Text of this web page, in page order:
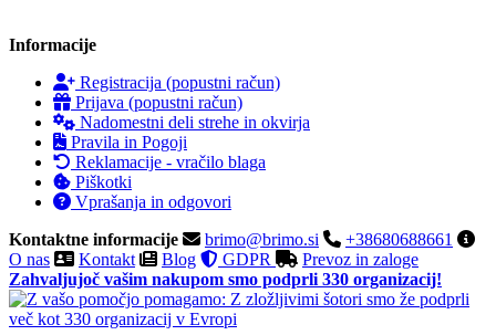
Informacije
Registracija (popustni račun)
Prijava (popustni račun)
Nadomestni deli strehe in okvirja
Pravila in Pogoji
Reklamacije - vračilo blaga
Piškotki
Vprašanja in odgovori
Kontaktne informacije
brimo@brimo.si
+38680688661
O nas
Kontakt Blog GDPR
Prevoz in zaloge
Zahvaljujoč vašim nakupom smo podprli 330 organizacij!